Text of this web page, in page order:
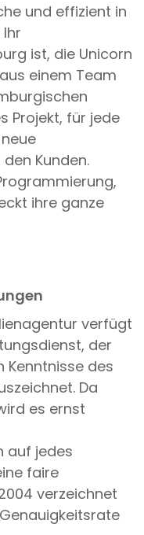
und effizient in
ist, die Unicorn
einem Team
Projekt, für jede
Kunden.
ihre ganze
verfügt
der
Kenntnisse des
Da
es ernst
auf jedes
faire
verzeichnet